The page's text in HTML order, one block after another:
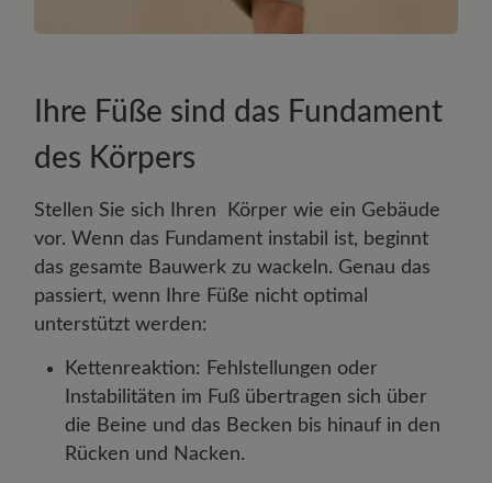
Ihre Füße sind das Fundament
des Körpers
Stellen Sie sich Ihren Körper wie ein Gebäude
vor. Wenn das Fundament instabil ist, beginnt
das gesamte Bauwerk zu wackeln. Genau das
passiert, wenn Ihre Füße nicht optimal
unterstützt werden:
Kettenreaktion: Fehlstellungen oder
Instabilitäten im Fuß übertragen sich über
die Beine und das Becken bis hinauf in den
Rücken und Nacken.